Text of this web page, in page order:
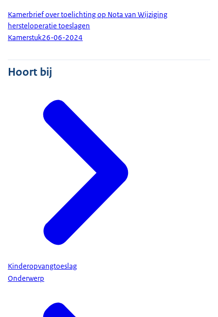
Kamerbrief over toelichting op Nota van Wijziging
hersteloperatie toeslagen
Kamerstuk26-06-2024
Hoort bij
Kinderopvangtoeslag
Onderwerp